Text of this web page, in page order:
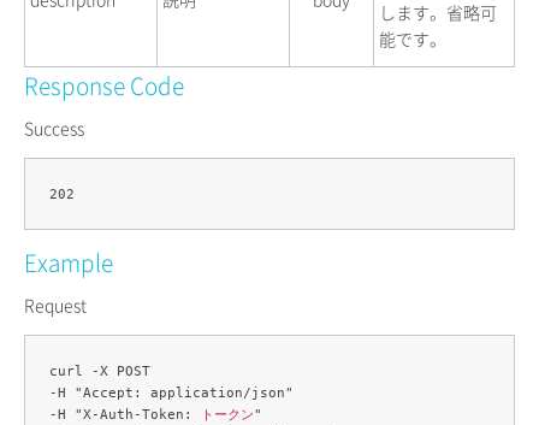
します。省略可
能です。
Response Code
Success
Example
Request
curl -X POST
-H "Accept: application/json"
-H "X-Auth-Token:
トークン"